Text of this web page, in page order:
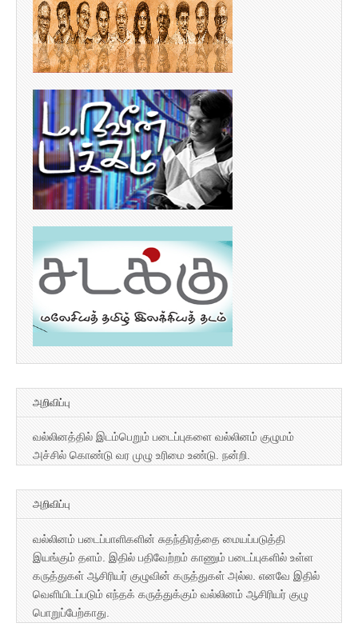
அறிவிப்பு
வல்லினத்தில் இடம்பெறும் படைப்புகளை வல்லினம் குழுமம்
அச்சில் கொண்டு வர முழு உரிமை உண்டு. நன்றி.
அறிவிப்பு
வல்லினம் படைப்பாளிகளின் சுதந்திரத்தை மையப்படுத்தி
இயங்கும் தளம். இதில் பதிவேற்றம் காணும் படைப்புகளில் உள்ள
கருத்துகள் ஆசிரியர் குழுவின் கருத்துகள் அல்ல. எனவே இதில்
வெளியிடப்படும் எந்தக் கருத்துக்கும் வல்லினம் ஆசிரியர் குழு
பொறுப்பேற்காது.